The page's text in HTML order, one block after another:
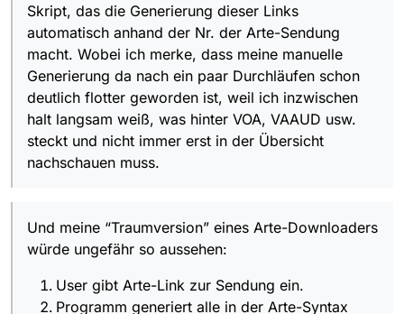
die Einzeldateien danach in den
Papierkorb zu verschieben.
Skript, das die Generierung dieser Links
automatisch anhand der Nr. der Arte-Sendung
macht. Wobei ich merke, dass meine manuelle
Generierung da nach ein paar Durchläufen schon
deutlich flotter geworden ist, weil ich inzwischen
halt langsam weiß, was hinter VOA, VAAUD usw.
steckt und nicht immer erst in der Übersicht
nachschauen muss.
Und meine “Traumversion” eines Arte-Downloaders
würde ungefähr so aussehen:
User gibt Arte-Link zur Sendung ein.
Programm generiert alle in der Arte-Syntax